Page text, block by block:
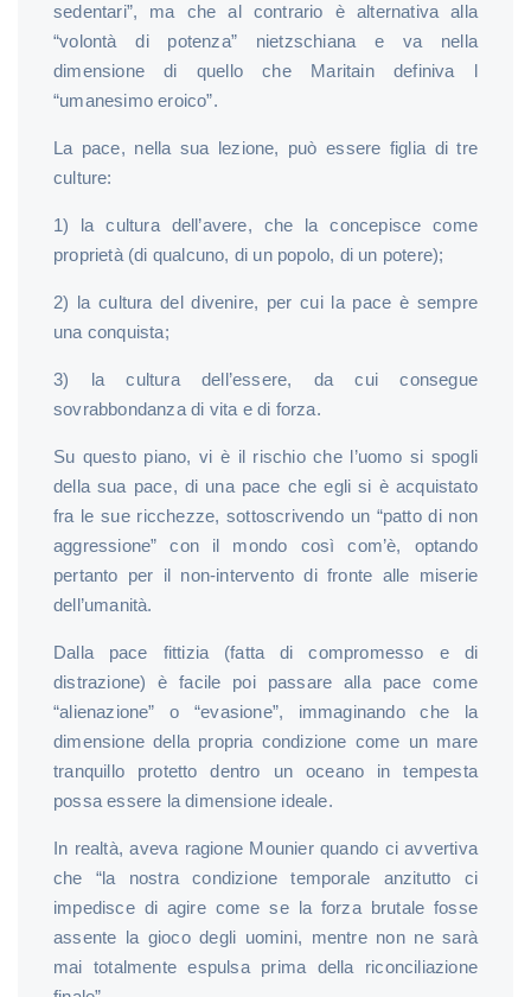
sedentari”, ma che al contrario è alternativa alla
“volontà di potenza” nietzschiana e va nella
dimensione di quello che Maritain definiva l
“umanesimo eroico”.
La pace, nella sua lezione, può essere figlia di tre
culture:
1) la cultura dell’avere, che la concepisce come
proprietà (di qualcuno, di un popolo, di un potere);
2) la cultura del divenire, per cui la pace è sempre
una conquista;
3) la cultura dell’essere, da cui consegue
sovrabbondanza di vita e di forza.
Su questo piano, vi è il rischio che l’uomo si spogli
della sua pace, di una pace che egli si è acquistato
fra le sue ricchezze, sottoscrivendo un “patto di non
aggressione” con il mondo così com’è, optando
pertanto per il non-intervento di fronte alle miserie
dell’umanità.
Dalla pace fittizia (fatta di compromesso e di
distrazione) è facile poi passare alla pace come
“alienazione” o “evasione”, immaginando che la
dimensione della propria condizione come un mare
tranquillo protetto dentro un oceano in tempesta
possa essere la dimensione ideale.
In realtà, aveva ragione Mounier quando ci avvertiva
che “la nostra condizione temporale anzitutto ci
impedisce di agire come se la forza brutale fosse
assente la gioco degli uomini, mentre non ne sarà
mai totalmente espulsa prima della riconciliazione